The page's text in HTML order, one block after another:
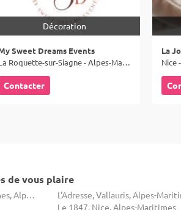
Décoration
Sweet Dreams Events
La Roquette-sur-Siagne - Alpes-Maritimes (06)
Contacter
La
Nice
de vous plaire
Les Jardins d'Arlias By La Villa Alexandra, Cannes, Alpes-Maritimes L'Adresse, Vallauris, Alpes-
Le 1847, Nice, Alpes-Maritimes